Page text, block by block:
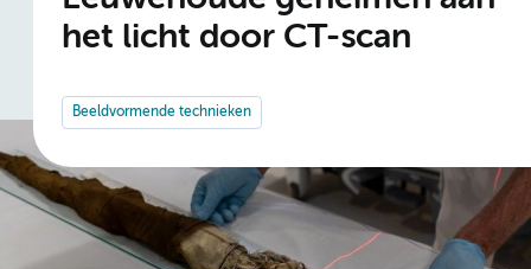
het licht door CT-scan
Beeldvormende technieken